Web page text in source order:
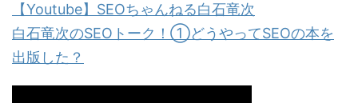
【Youtube】SEOちゃんねる白石竜次
白石竜次のSEOトーク！①どうやってSEOの本を
出版した？